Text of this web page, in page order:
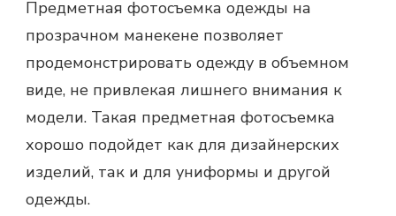
Предметная фотосъемка одежды на
прозрачном манекене позволяет
продемонстрировать одежду в объемном
виде, не привлекая лишнего внимания к
модели. Такая предметная фотосъемка
хорошо подойдет как для дизайнерских
изделий, так и для униформы и другой
одежды.